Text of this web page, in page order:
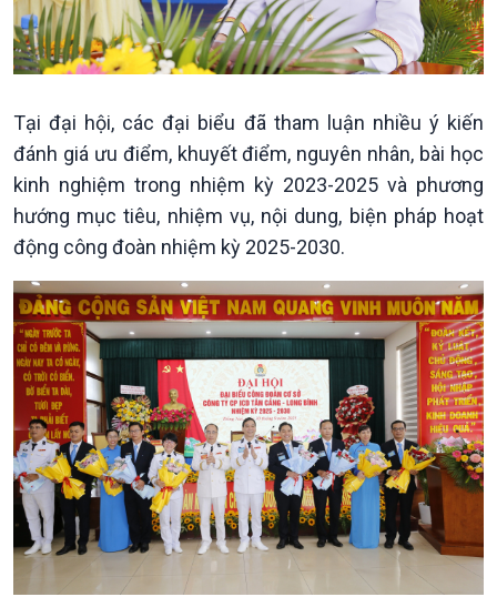
Xã hội
Tin Đời sống & Xã hội
360 độ Sức khỏe
Chuyển đổi Xanh
Tài nguyên và Môi trường
Chuyên gia của bạn
Xã hội chuyển động
Bước chân đến trường
Khoa học & Công nghệ
Tin Khoa học & Công nghệ
Kết nối công nghệ
Sống chung với biến đổi
khí hậu
Tại đại hội, các đại biểu đã tham luận nhiều ý kiến
đánh giá ưu điểm, khuyết điểm, nguyên nhân, bài học
kinh nghiệm trong nhiệm kỳ 2023-2025 và phương
hướng mục tiêu, nhiệm vụ, nội dung, biện pháp hoạt
động công đoàn nhiệm kỳ 2025-2030.